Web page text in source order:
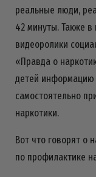
реальные люди,
42 минуты. Также
видеоролики
«Правда о
детей информацию
самостоятельно
наркотики.
Вот что говорят о
по профилактике